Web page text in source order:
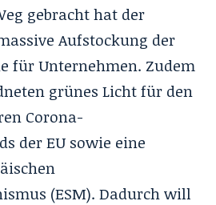
gebracht hat der
Aufstockung der
für Unternehmen. Zudem
grünes Licht für den
Corona-
der EU sowie eine
(ESM). Dadurch will